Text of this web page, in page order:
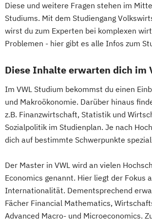
Diese und weitere Fragen stehen im
Studiums. Mit dem Studiengang
wirst du zum Experten bei komplexen
Problemen - hier gibt es alle Infos zum
Diese Inhalte erwarten dich im
Im VWL Studium bekommst du einen
und Makroökonomie. Darüber hinaus
z.B. Finanzwirtschaft, Statistik und
Sozialpolitik im Studienplan. Je nach
dich auf bestimmte Schwerpunkte
Der Master in VWL wird an vielen
Economics genannt. Hier liegt der Fokus
Internationalität. Dementsprechend
Fächer Financial Mathematics,
Advanced Macro- und Microeconomics.